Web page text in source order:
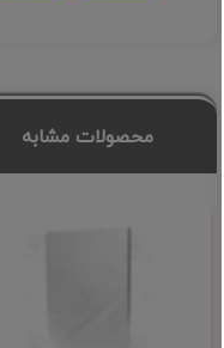
محصولات مشابه